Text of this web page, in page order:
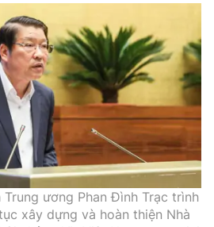
Xây dựng
BVHTTDL, cấp ngày 1/4/2025.
Công Hoan, phường Giảng Võ,
Trung ương Phan Đình Trạc trình
xây dựng và hoàn thiện Nhà